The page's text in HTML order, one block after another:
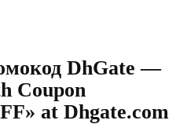
DhGate —
Coupon
at Dhgate.com